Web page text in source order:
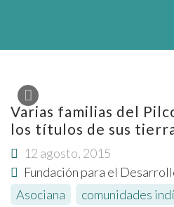
Varias familias del
los títulos de sus
12 agosto, 2015
Fundación para el
Asociana
comunidades